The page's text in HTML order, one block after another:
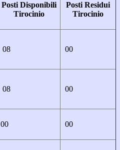
Posti Disponibili
Tirocinio
Posti Residui
Tirocinio
08 00
08 00
00 00